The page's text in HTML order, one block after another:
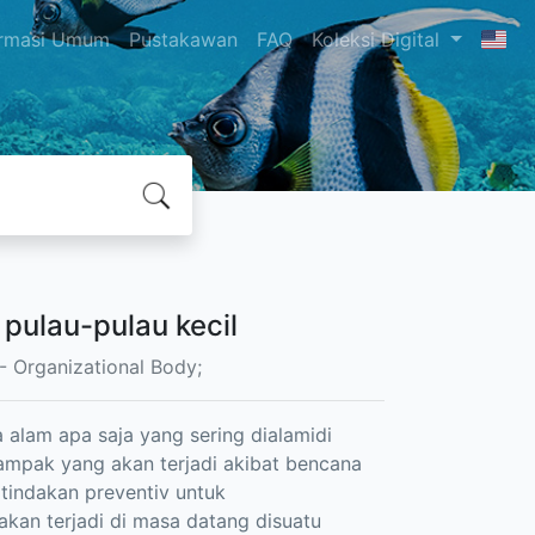
Umum Pustakawan FAQ Koleksi Digital
pulau kecil
Organizational Body;
apa saja yang sering dialamidi
yang akan terjadi akibat bencana
preventiv untuk
terjadi di masa datang disuatu